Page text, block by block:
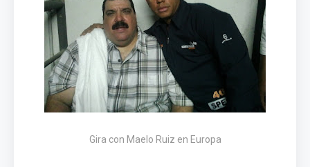
Gira con Maelo Ruiz en Europa